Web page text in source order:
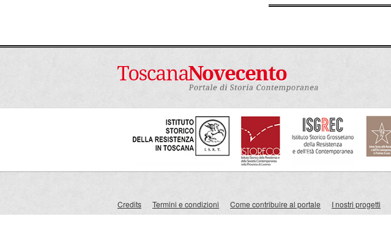
Credits Termini e condizioni Come contribuire al portale I nostri progetti